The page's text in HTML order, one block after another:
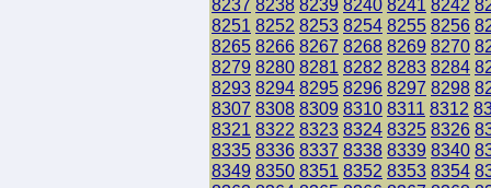
8237 8238 8239 8240 8241 8242
8251 8252 8253 8254 8255 8256
8265 8266 8267 8268 8269 8270
8279 8280 8281 8282 8283 8284
8293 8294 8295 8296 8297 8298
8307 8308 8309 8310 8311 8312
8321 8322 8323 8324 8325 8326
8335 8336 8337 8338 8339 8340
8349 8350 8351 8352 8353 8354